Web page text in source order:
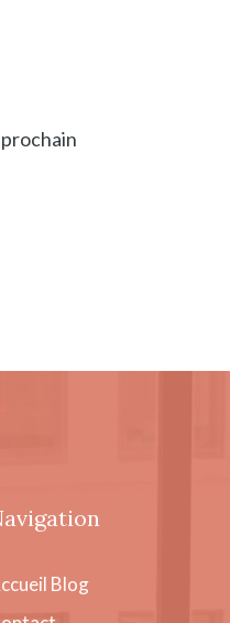
Blog